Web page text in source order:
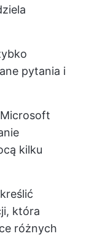
pytania i
Microsoft
kilku
która
różnych